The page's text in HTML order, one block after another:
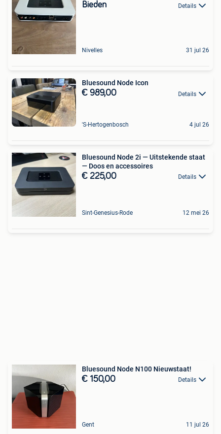
Bieden Details
Nivelles 31 jul 26
Bluesound Node Icon
€ 989,00 Details
'S-Hertogenbosch 4 jul 26
Bluesound Node 2i — Uitstekende staat
— Doos en accessoires
€ 225,00 Details
Sint-Genesius-Rode 12 mei 26
Bluesound Node N100 Nieuwstaat!
€ 150,00 Details
Gent 11 jul 26